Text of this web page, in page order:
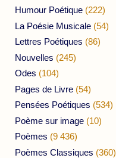
Humour Poétique (222)
La Poésie Musicale (54)
Lettres Poétiques (86)
Nouvelles (245)
Odes (104)
Pages de Livre (54)
Pensées Poétiques (534)
Poème sur image (10)
Poèmes (9 436)
Poèmes Classiques (360)